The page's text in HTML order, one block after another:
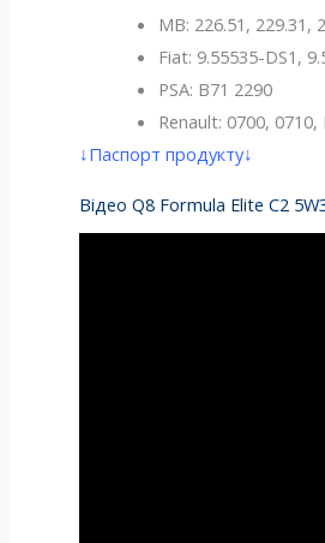
MB: 226.51, 229.31,
Fiat: 9.55535-DS1,
PSA: B71 2290
Renault: 0700, 0710,
↓Паспорт продукту↓
Відео Q8 Formula Elite C2